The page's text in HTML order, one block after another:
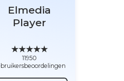
Elmedia
Player
11950